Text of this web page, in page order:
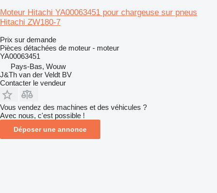
Moteur Hitachi YA00063451 pour chargeuse sur pneus
Hitachi ZW180-7
Prix sur demande
Pièces détachées de moteur - moteur
YA00063451
Pays-Bas, Wouw
J&Th van der Veldt BV
Contacter le vendeur
Vous vendez des machines et des véhicules ?
Avec nous, c'est possible !
Déposer une annonce